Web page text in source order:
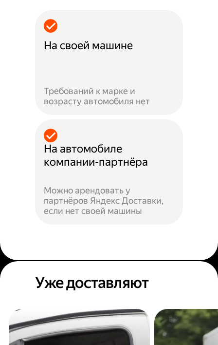
На своей машине
Требований к марке и
возрасту автомобиля нет
На автомобиле
компании-партнёра
Можно арендовать у
партнёров Яндекс Доставки,
если нет своей машины
Уже доставляют